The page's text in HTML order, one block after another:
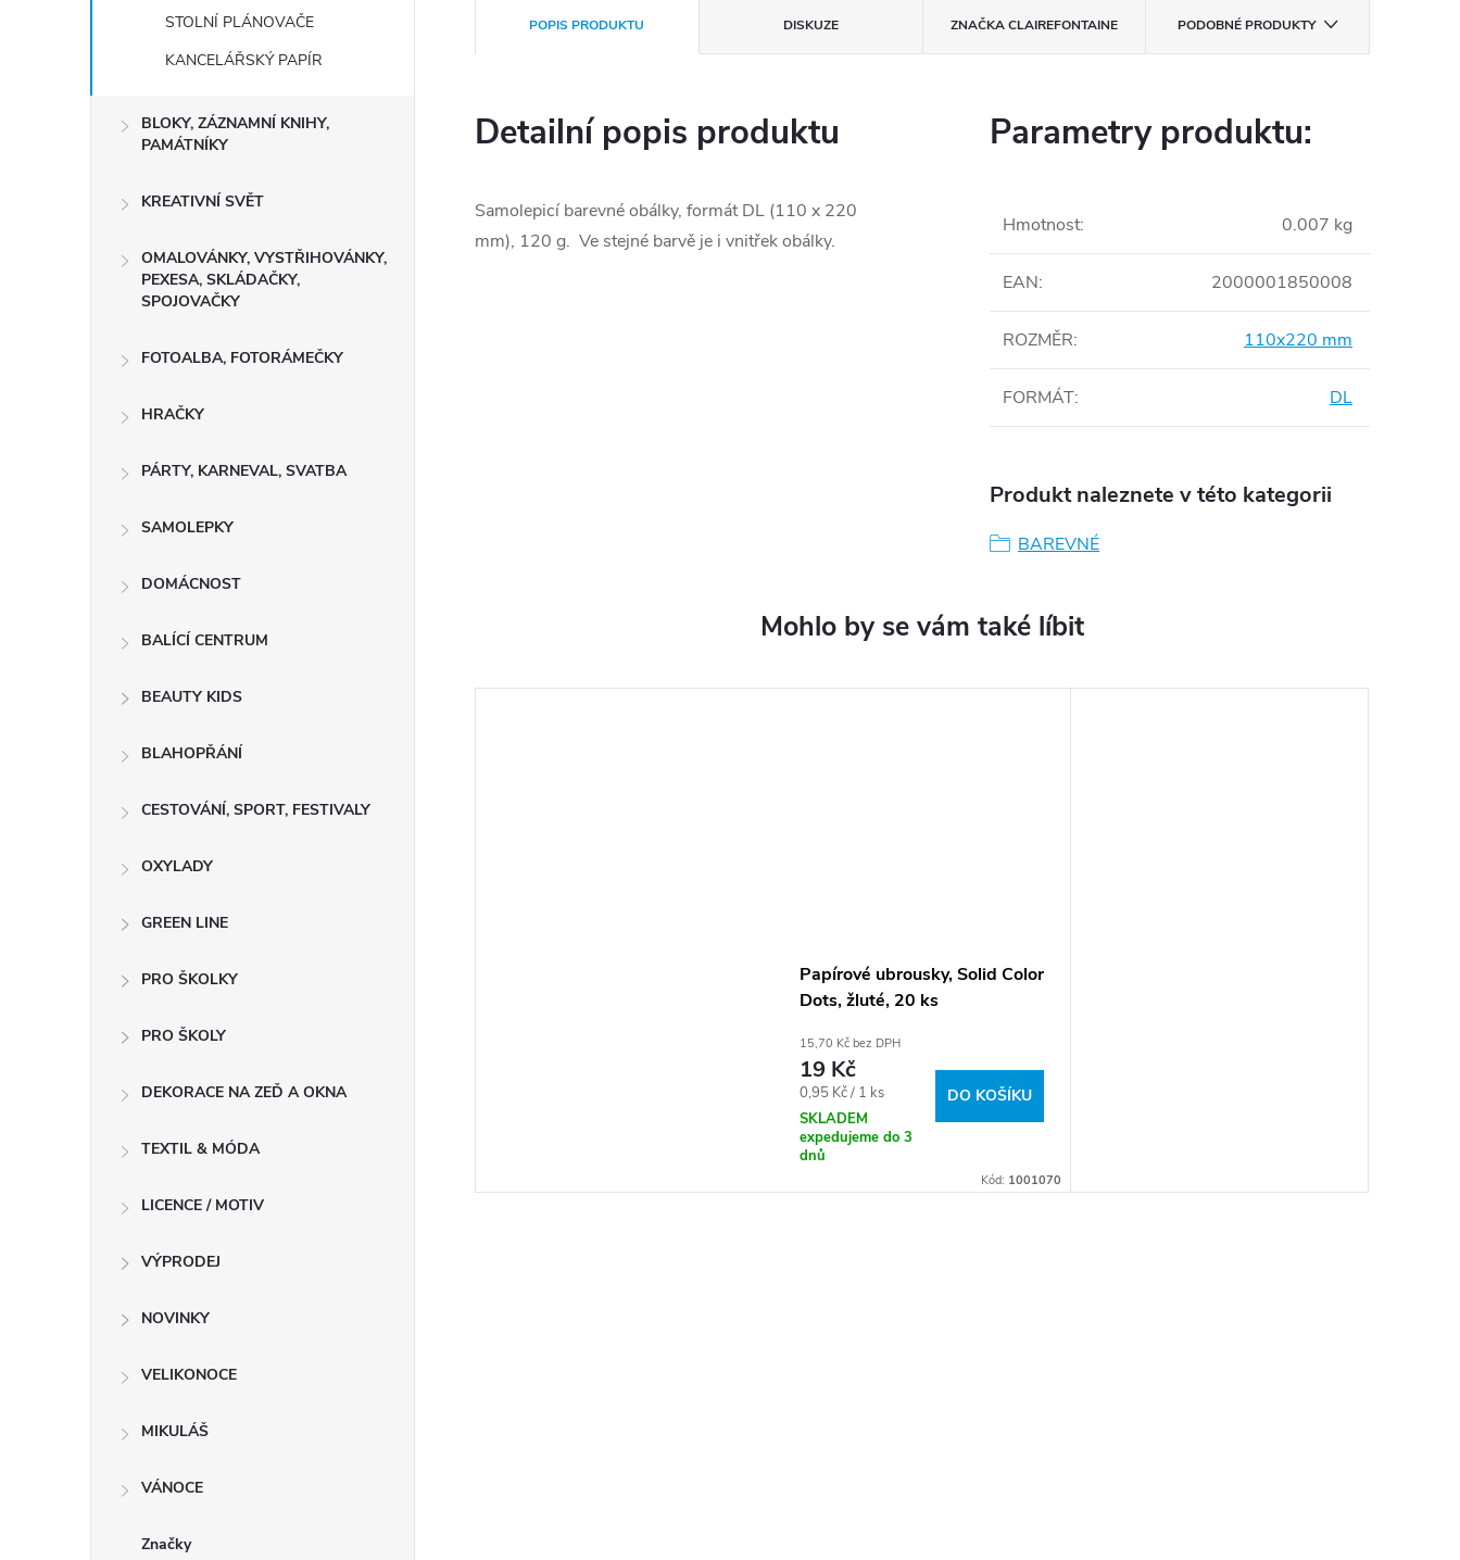
STOLNÍ PLÁNOVAČE
KANCELÁŘSKÝ PAPÍR
BLOKY, ZÁZNAMNÍ KNIHY,
PAMÁTNÍKY
KREATIVNÍ SVĚT
OMALOVÁNKY, VYSTŘIHOVÁNKY,
PEXESA, SKLÁDAČKY,
SPOJOVAČKY
FOTOALBA, FOTORÁMEČKY
HRAČKY
PÁRTY, KARNEVAL, SVATBA
SAMOLEPKY
DOMÁCNOST
BALÍCÍ CENTRUM
BEAUTY KIDS
BLAHOPŘÁNÍ
CESTOVÁNÍ, SPORT, FESTIVALY
OXYLADY
GREEN LINE
PRO ŠKOLKY
PRO ŠKOLY
DEKORACE NA ZEĎ A OKNA
TEXTIL & MÓDA
LICENCE / MOTIV
VÝPRODEJ
NOVINKY
VELIKONOCE
MIKULÁŠ
VÁNOCE
Značky
POPIS PRODUKTU DISKUZE ZNAČKACLAIREFONTAINE PODOBNÉ PRODUKTY
Detailní popis produktu
Samolepicí barevné obálky, formát DL (110 x 220
mm), 120 g. Ve stejné barvě je i vnitřek obálky.
Parametry produktu:
Hmotnost: 0.007 kg
EAN: 2000001850008
ROZMĚR: 110x220 mm
FORMÁT: DL
Produkt naleznete v této kategorii
BAREVNÉ
Papírové ubrousky, Solid Color
Dots, žluté, 20 ks
15,70 Kč bez DPH
19 Kč
Měrná
cena:
0,95 Kč / 1 ks
SKLADEM
expedujeme do 3
dnů
DO KOŠÍKU
Kód: 1001070